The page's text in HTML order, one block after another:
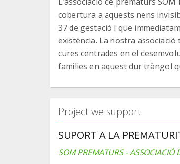
cobertura a aquests nens
37 de gestació i que
existència. La nostra
cures centrades en el
families en aquest dur tràngol
Project we support
SUPORT A LA
SOM PREMATURS - ASSOCIACIÓ